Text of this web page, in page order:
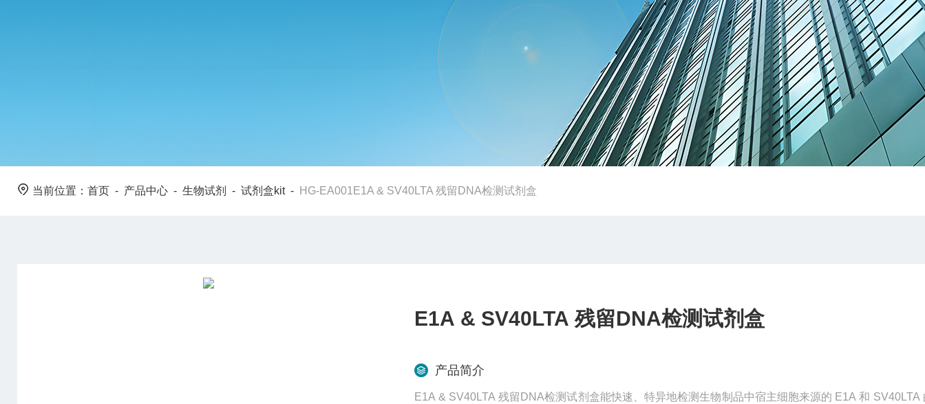
当前位置： 首页 - 产品中心 - 生物试剂 - 试剂盒kit- HG-EA001E1A & SV40LTA 残留DNA检测试剂盒
E1A & SV40LTA 残留DNA检测试剂盒
产品简介
E1A & SV40LTA 残留DNA检测试剂盒能快速、特异地检测生物制品中宿主细胞来源的 E1A 和 SV40LTA